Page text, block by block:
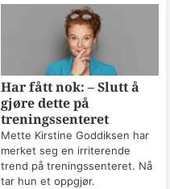
Har fått nok: – Slutt å
gjøre dette på
treningssenteret
Mette Kirstine Goddiksen har
merket seg en irriterende
trend på treningssenteret. Nå
tar hun et oppgjør.